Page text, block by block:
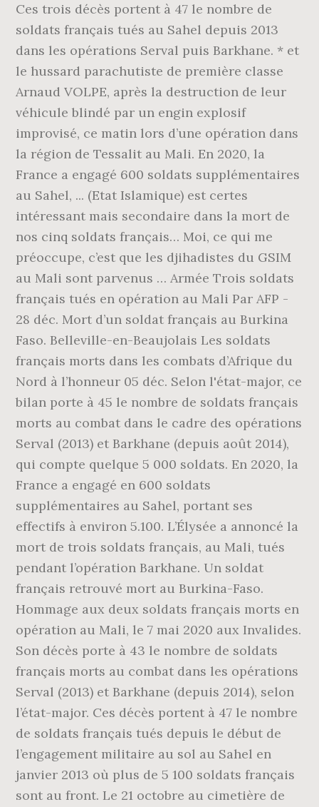
Ces trois décès portent à 47 le nombre de
soldats français tués au Sahel depuis 2013
dans les opérations Serval puis Barkhane. * et
le hussard parachutiste de première classe
Arnaud VOLPE, après la destruction de leur
véhicule blindé par un engin explosif
improvisé, ce matin lors d’une opération dans
la région de Tessalit au Mali. En 2020, la
France a engagé 600 soldats supplémentaires
au Sahel, ... (Etat Islamique) est certes
intéressant mais secondaire dans la mort de
nos cinq soldats français… Moi, ce qui me
préoccupe, c’est que les djihadistes du GSIM
au Mali sont parvenus … Armée Trois soldats
français tués en opération au Mali Par AFP -
28 déc. Mort d’un soldat français au Burkina
Faso. Belleville-en-Beaujolais Les soldats
français morts dans les combats d’Afrique du
Nord à l’honneur 05 déc. Selon l'état-major, ce
bilan porte à 45 le nombre de soldats français
morts au combat dans le cadre des opérations
Serval (2013) et Barkhane (depuis août 2014),
qui compte quelque 5 000 soldats. En 2020, la
France a engagé en 600 soldats
supplémentaires au Sahel, portant ses
effectifs à environ 5.100. L’Élysée a annoncé la
mort de trois soldats français, au Mali, tués
pendant l’opération Barkhane. Un soldat
français retrouvé mort au Burkina-Faso.
Hommage aux deux soldats français morts en
opération au Mali, le 7 mai 2020 aux Invalides.
Son décès porte à 43 le nombre de soldats
français morts au combat dans les opérations
Serval (2013) et Barkhane (depuis 2014), selon
l’état-major. Ces décès portent à 47 le nombre
de soldats français tués depuis le début de
l’engagement militaire au sol au Sahel en
janvier 2013 où plus de 5 100 soldats français
sont au front. Le 21 octobre au cimetière de